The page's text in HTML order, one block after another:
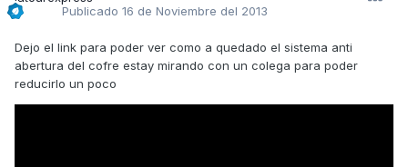
Publicado 16 de Noviembre del 2013
Dejo el link para poder ver como a quedado el sistema anti
abertura del cofre estay mirando con un colega para poder
reducirlo un poco